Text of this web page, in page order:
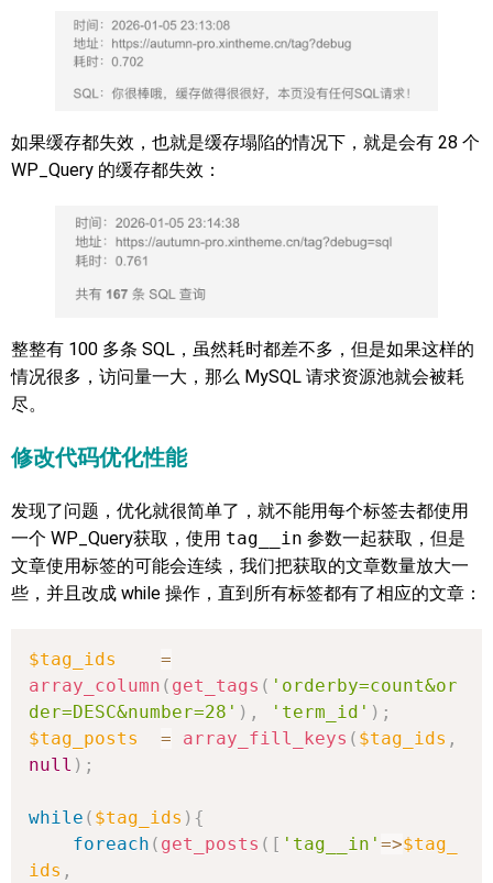
如果缓存都失效，也就是缓存塌陷的情况下，就是会有 28 个
WP_Query 的缓存都失效：
整整有 100 多条 SQL，虽然耗时都差不多，但是如果这样的
情况很多，访问量一大，那么 MySQL 请求资源池就会被耗
尽。
修改代码优化性能
发现了问题，优化就很简单了，就不能用每个标签去都使用
一个 WP_Query获取，使用 tag__in 参数一起获取，但是
文章使用标签的可能会连续，我们把获取的文章数量放大一
些，并且改成 while 操作，直到所有标签都有了相应的文章：
$tag_ids
=
array_column ( get_tags ( 'orderby=count&or
der=DESC&number=28' ) , 'term_id' ) ;
$tag_posts
= array_fill_keys ( $tag_ids ,
null ) ;
while ( $tag_ids ) {
foreach ( get_posts ( [ 'tag__in' =>$tag_
ids ,